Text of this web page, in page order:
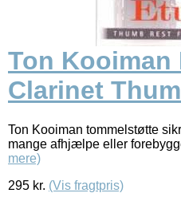
Ton Kooiman
Clarinet
Ton Kooiman tommelstøtte
mange afhjælpe eller
mere)
295 kr. (Vis fragtpris)